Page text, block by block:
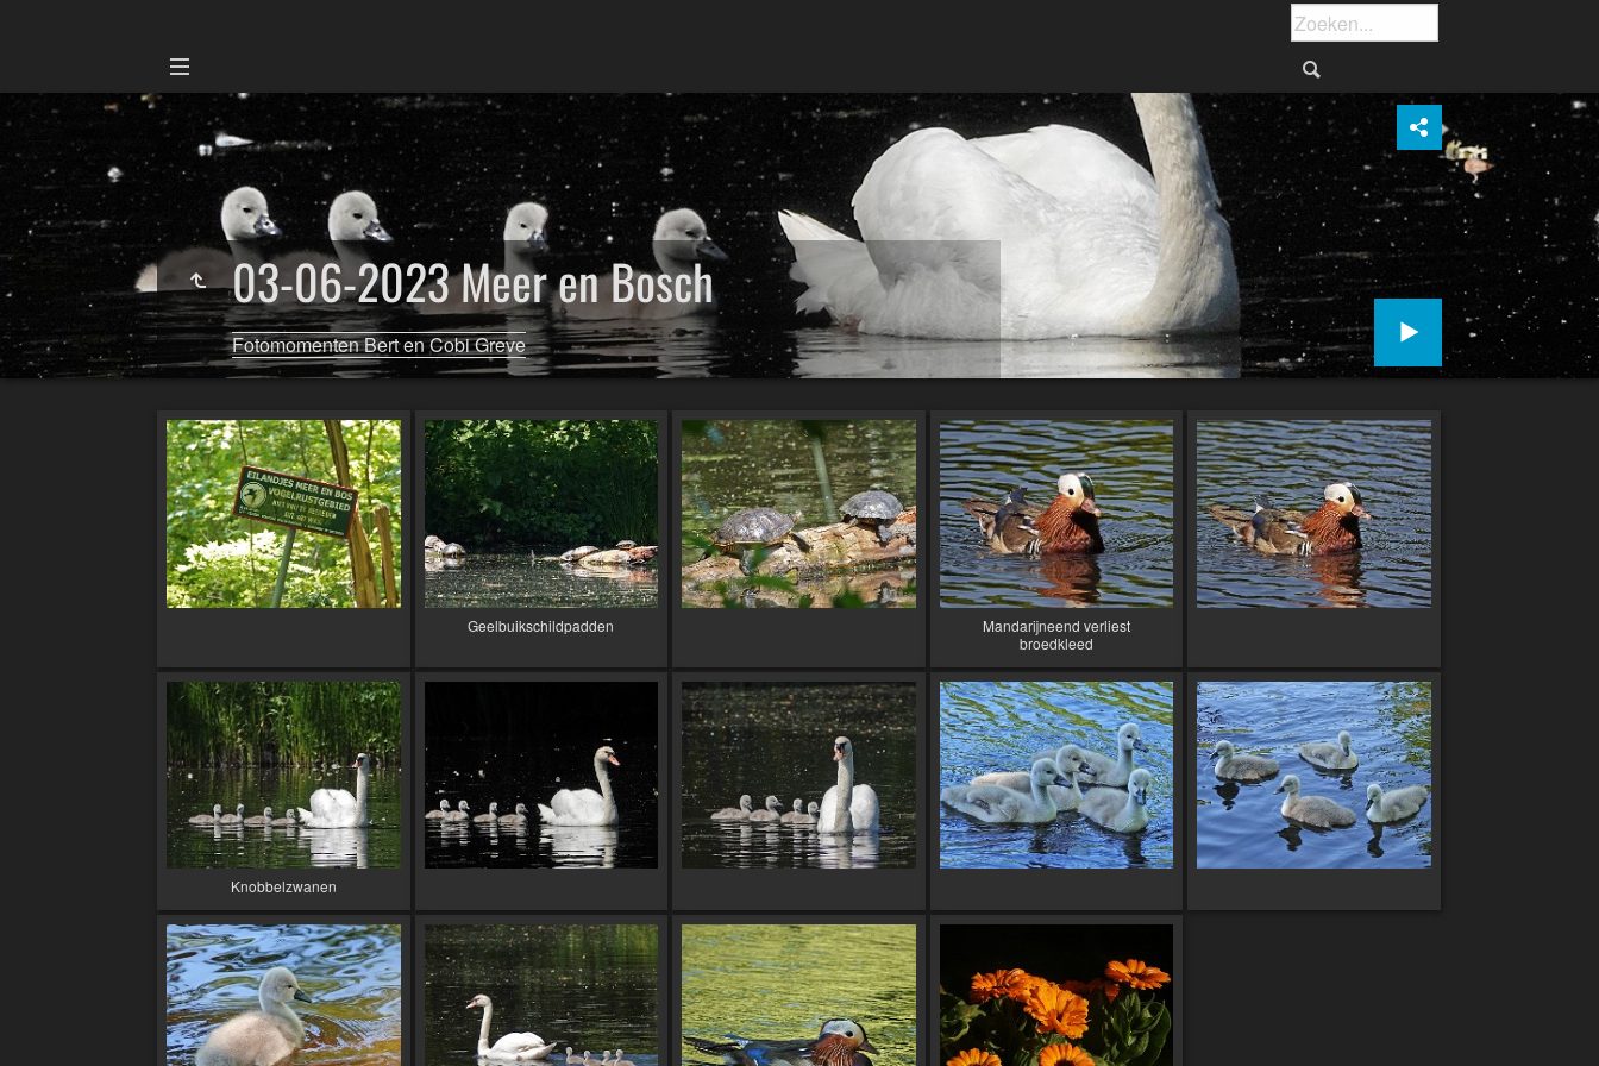
03-06-2023 Meer en Bosch
Fotomomenten Bert en Cobi Greve
Geelbuikschildpadden
Mandarijneend verliest
broedkleed
Knobbelzwanen